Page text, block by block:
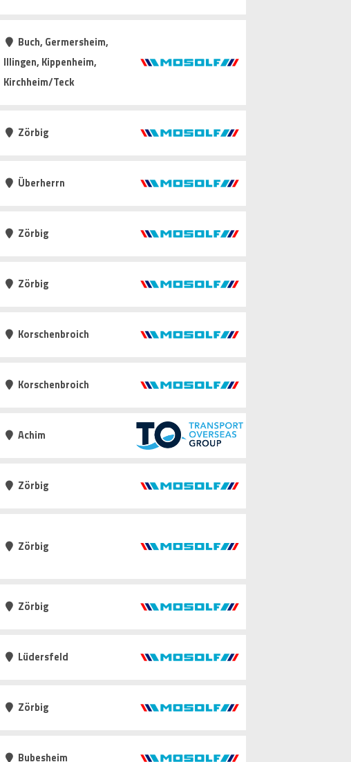
Buch, Germersheim,
Illingen, Kippenheim,
Kirchheim/Teck
Zörbig
Überherrn
Zörbig
Zörbig
Korschenbroich
Korschenbroich
Achim
Zörbig
Zörbig
Zörbig
Lüdersfeld
Zörbig
Bubesheim